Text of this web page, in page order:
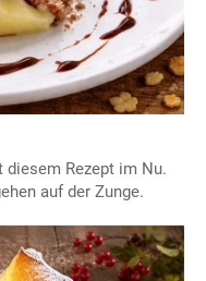
Rezept im Nu.
auf der Zunge.